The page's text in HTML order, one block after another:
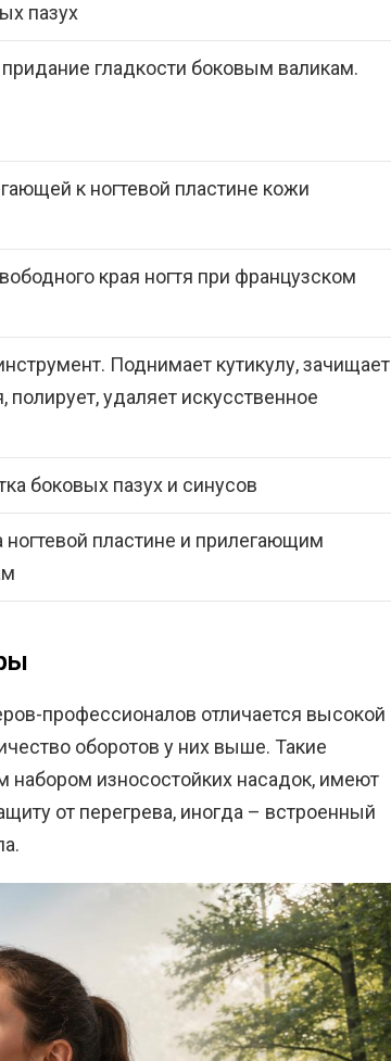
пазух
придание гладкости боковым валикам.
к ногтевой пластине кожи
края ногтя при французском
Поднимает кутикулу, зачищает
полирует, удаляет искусственное
боковых пазух и синусов
ногтевой пластине и прилегающим
профессионалов отличается высокой
оборотов у них выше. Такие
износостойких насадок, имеют
от перегрева, иногда – встроенный